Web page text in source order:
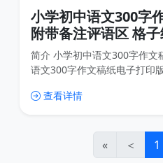
小学初中语文300字
附带备注评语区 格
简介 小学初中语文300字作文
语文300字作文稿纸电子打印
查看详情
« ＜ 1